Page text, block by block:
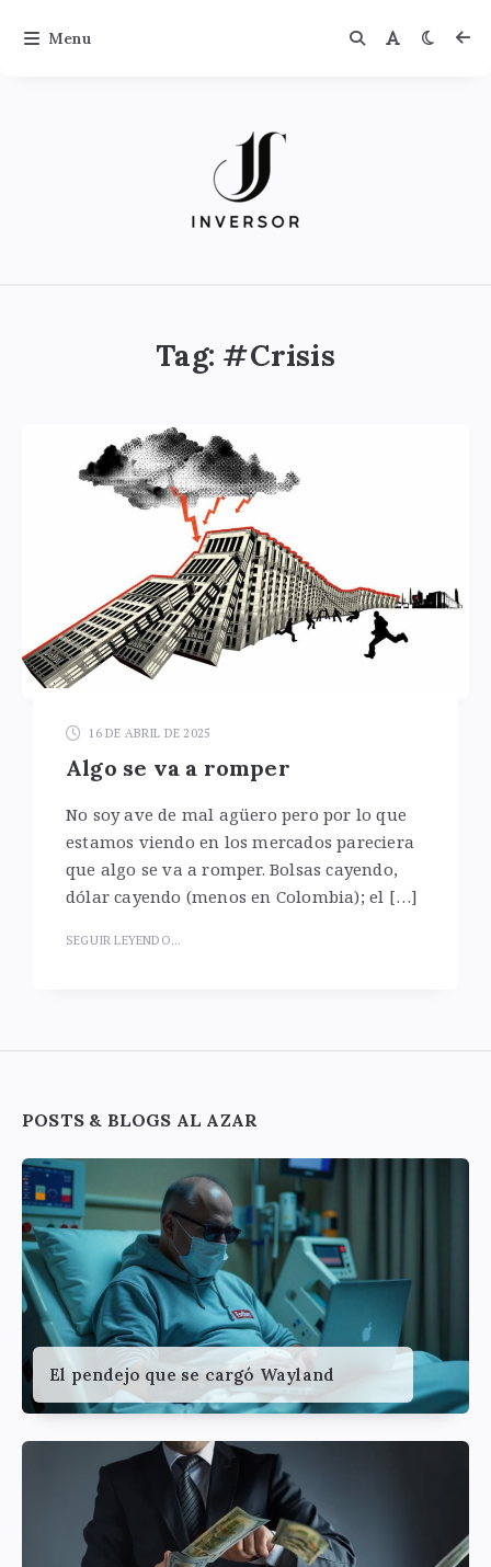
Tag: #Crisis
16 DE ABRIL DE 2025
Algo se va a romper
No soy ave de mal agüero pero por lo que
estamos viendo en los mercados pareciera
que algo se va a romper. Bolsas cayendo,
dólar cayendo (menos en Colombia); el […]
SEGUIR LEYENDO...
Widgets
POSTS & BLOGS AL AZAR
El pendejo que se cargó Wayland
Menu